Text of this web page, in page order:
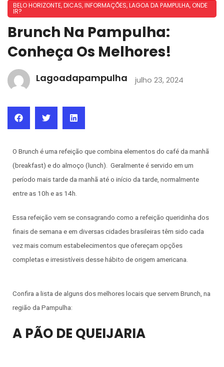
BELO HORIZONTE,DICAS,INFORMAÇÕES,LAGOA DA PAMPULHA, ONDE
IR?
Brunch Na Pampulha:
Conheça Os Melhores!
Lagoadapampulha julho 23, 2024
O Brunch é uma refeição que combina elementos do café da manhã
(breakfast) e do almoço (lunch). Geralmente é servido em um
período mais tarde da manhã até o início da tarde, normalmente
entre as 10h e as 14h.
Essa refeição vem se consagrando como a refeição queridinha dos
finais de semana e em diversas cidades brasileiras têm sido cada
vez mais comum estabelecimentos que ofereçam opções
completas e irresistíveis desse hábito de origem americana.
Confira a lista de alguns dos melhores locais que servem Brunch, na
região da Pampulha:
A PÃO DE QUEIJARIA